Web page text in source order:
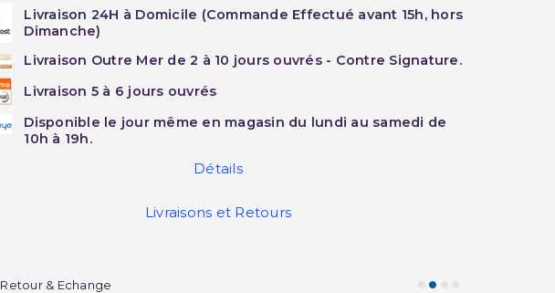
Livraison 24H à Domicile (Commande Effectué avant 15h, hors
Dimanche)
Livraison Outre Mer de 2 à 10 jours ouvrés - Contre Signature.
Livraison 5 à 6 jours ouvrés
Disponible le jour même en magasin du lundi au samedi de
10h à 19h.
Détails
Livraisons et Retours
Retour & Echange